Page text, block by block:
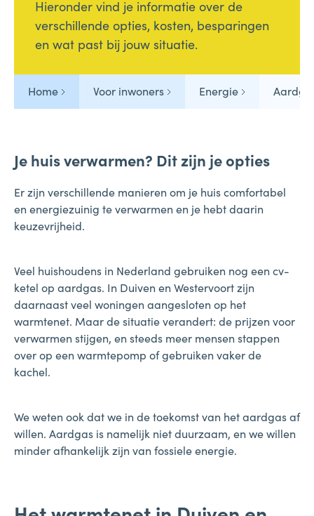
Hieronder vind je informatie over de
verschillende opties, kosten, besparingen
en wat past bij jouw situatie.
Home Voor inwoners Energie
Je huis verwarmen? Dit zijn je opties
Er zijn verschillende manieren om je huis comfortabel
en energiezuinig te verwarmen en je hebt daarin
keuzevrijheid.
Veel huishoudens in Nederland gebruiken nog een cv-
ketel op aardgas. In Duiven en Westervoort zijn
daarnaast veel woningen aangesloten op het
warmtenet. Maar de situatie verandert: de prijzen voor
verwarmen stijgen, en steeds meer mensen stappen
over op een warmtepomp of gebruiken vaker de
kachel.
We weten ook dat we in de toekomst van het aardgas af
willen. Aardgas is namelijk niet duurzaam, en we willen
minder afhankelijk zijn van fossiele energie.